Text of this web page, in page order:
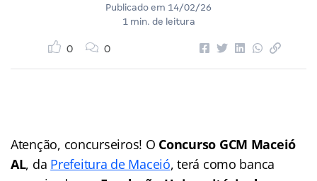
Publicado em 14/02/26
1 min. de leitura
0 0
Atenção, concurseiros! O Concurso GCM Maceió
AL, da Prefeitura de Maceió, terá como banca